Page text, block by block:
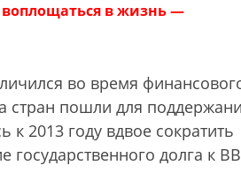
воплощаться в жизнь —
во время
стран пошли для
2013 году вдвое сократить
долга к